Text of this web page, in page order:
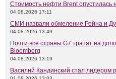
Стоимость нефти Brent
04.08.2026 17:11
СМИ назвали обмеление Рейна и
04.08.2026 13:49
Почти все страны G7 тратят на
Bloomberg
04.08.2026 13:19
Василий Кандинский стал лидером